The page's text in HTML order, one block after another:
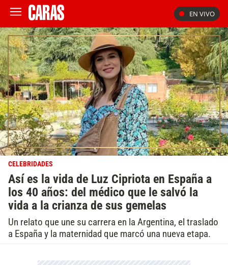
EN VIVO
CELEBRIDADES
Así es la vida de Luz Cipriota en España a
los 40 años: del médico que le salvó la
vida a la crianza de sus gemelas
Un relato que une su carrera en la Argentina, el traslado
a España y la maternidad que marcó una nueva etapa.